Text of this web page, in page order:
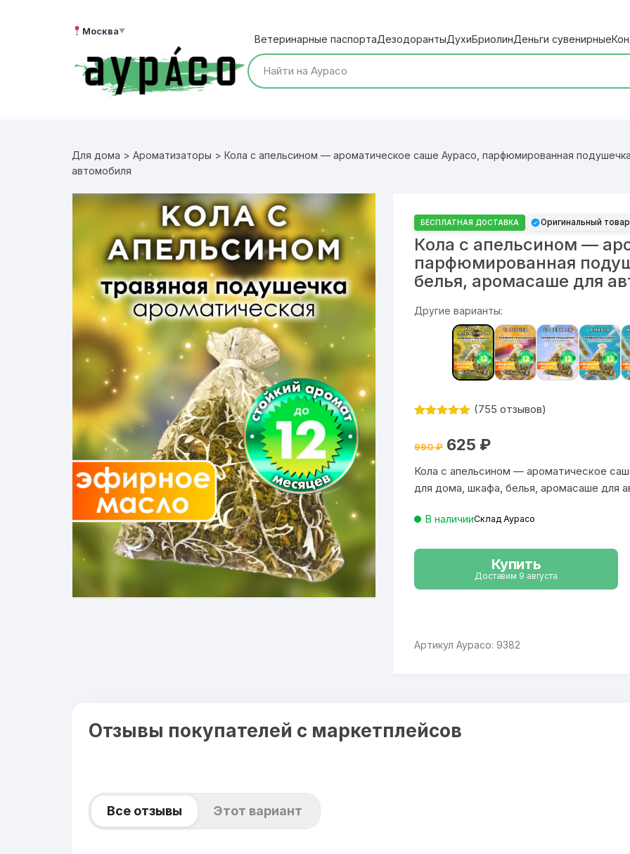
Москва▼
Ветеринарные паспортаДезодорантыДухиБриолинДеньги сувенирные
Для дома > Ароматизаторы > Кола с апельсином — ароматическое саше Аурасо, парфюмированная
автомобиля
БЕСПЛАТНАЯ ДОСТАВКА Оригинальный товар
Кола с апельсином —
парфюмированная
белья, аромасаше для
Другие варианты:
на основе
пользовател
ей
(755 отзывов)
990₽ Первоначальная
цена
990 ₽.
625 ₽Текущая
Кола с апельсином — ароматическое
для дома, шкафа, белья, аромасаше для
В наличииСклад Аурасо
Купить
Доставим 9 августа
Артикул Аурасо: 9382
Отзывы покупателей с маркетплейсов
Все отзывы Этот вариант